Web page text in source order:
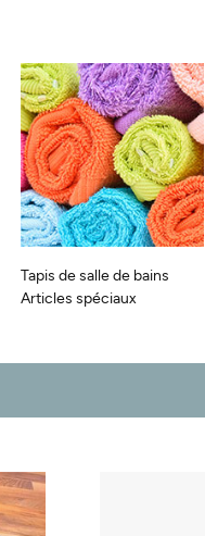
Tapis de salle de bains
Articles spéciaux